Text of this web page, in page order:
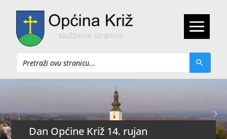
Pretraži
Dan Općine Križ 14. rujan